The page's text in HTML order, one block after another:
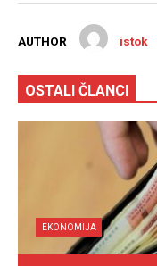
AUTHOR istok
OSTALI ČLANCI
EKONOMIJA